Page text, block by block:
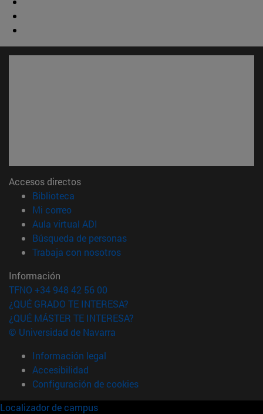
Accesos directos
Biblioteca
Mi correo(abre en nueva ventana)
Aula virtual ADI
Búsqueda de personas(abre en nueva ventana)
Trabaja con nosotros(abre en nueva ventana)
Información
TFNO +34 948 42 56 00
¿QUÉ GRADO TE INTERESA?
¿QUÉ MÁSTER TE INTERESA?
© Universidad de Navarra
Información legal
Accesibilidad
Configuración de cookies
Localizador de campus